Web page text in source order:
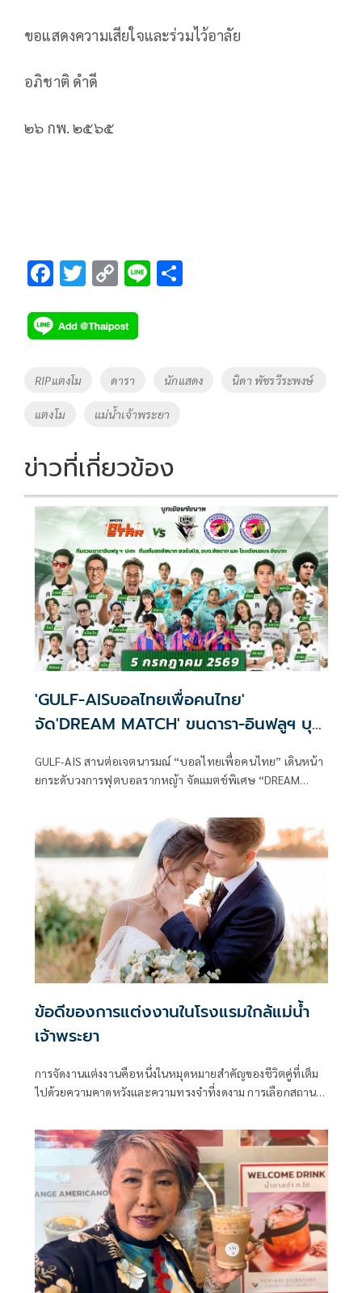
ขอแสดงความเสียใจและร่วมไว้อาลัย
อภิชาติ ดำดี
๒๖ กพ. ๒๕๖๕
F
e
b
o
o
k
T
tt
er
C
p
y
Li
n
k
Li
Tags
RIPแตงโม ดารา นักแสดง นิดา พัชรวีระพงษ์ ​
แตงโม แม่น้ำเจ้าพระยา
ข่าวที่เกี่ยวข้อง
'GULF-AISบอลไทยเพื่อคนไทย'
จัด'DREAM MATCH' ขนดารา-อินฟลูฯ บุก
GULF-AIS สานต่อเจตนารมณ์ “บอลไทยเพื่อคนไทย” เดินหน้า
ยกระดับวงการฟุตบอลรากหญ้า จัดแมตช์พิเศษ “DREAM
ปรากฏการณ์ให้วงการฟุตบอลอีกครั้งด้วยการนำทัพรวมดารา
อินฟลูเอ็นเซอร์ชื่อดังมาฟาดแข้งในฟุตบอลนัดพิเศษกับ สโมสร
ชัยนาท ฮอร์นบิล , องค์การบริหารส่วนจังหวัดชัยนาท และ
โรงเรียนองค์การบริหารส่วนจังหวัดชัยนาท เพื่อสร้างแรง
บันดาลใจให้เยาวชนและร่วมปลุกกระแสฟุตบอลท้องถิ่นให้กลับ
มาคึกคักอีกครั้ง
ข้อดีของการแต่งงานในโรงแรมใกล้แม่น้ำ
เจ้าพระยา
การจัดงานแต่งงานคือหนึ่งในหมุดหมายสำคัญของชีวิตคู่ที่เต็ม
ไปด้วยความคาดหวังและความทรงจำที่งดงาม การเลือกสถานที่
บรรยากาศของสถานที่คือตัวกำหนดอารมณ์และ